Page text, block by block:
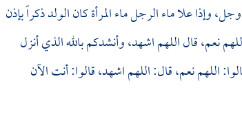
وإذا علا ماء الرجل ماء المرأة كان الولد ذكراً بإذن
نعم، قال اللهم اشهد، وأنشدكم بالله الذي أنزل
اللهم نعم، قال: اللهم اشهد، قالوا: أنت الآن